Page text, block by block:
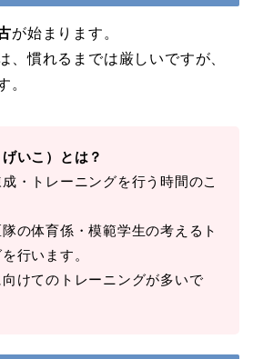
が始まります。
、慣れるまでは厳しいですが、
。
いこ）とは？
・トレーニングを行う時間のこ
の体育係・模範学生の考えるト
行います。
けてのトレーニングが多いで